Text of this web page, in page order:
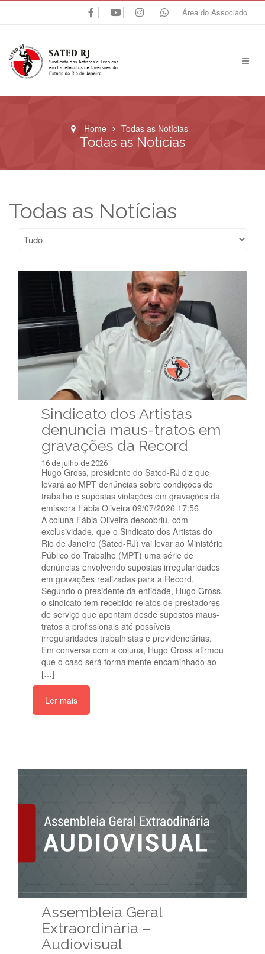
Área do Associado
Home Todas as Notícias
Todas as Notícias
Todas as Notícias
Sindicato dos Artistas
denuncia maus-tratos em
gravações da Record
16 de julho de 2026
Hugo Gross, presidente do Sated-RJ diz que
levará ao MPT denúncias sobre condições de
trabalho e supostas violações em gravações da
emissora Fábia Oliveira 09/07/2026 17:56
A coluna Fábia Oliveira descobriu, com
exclusividade, que o Sindicato dos Artistas do
Rio de Janeiro (Sated-RJ) vai levar ao Ministério
Público do Trabalho (MPT) uma série de
denúncias envolvendo supostas irregularidades
em gravações realizadas para a Record.
Segundo o presidente da entidade, Hugo Gross,
o sindicato tem recebido relatos de prestadores
de serviço que apontam desde supostos maus-
tratos a profissionais até possíveis
irregularidades trabalhistas e previdenciárias.
Em conversa com a coluna, Hugo Gross afirmou
que o caso será formalmente encaminhado ao
[…]
Ler mais
Assembleia Geral
Extraordinária –
Audiovisual